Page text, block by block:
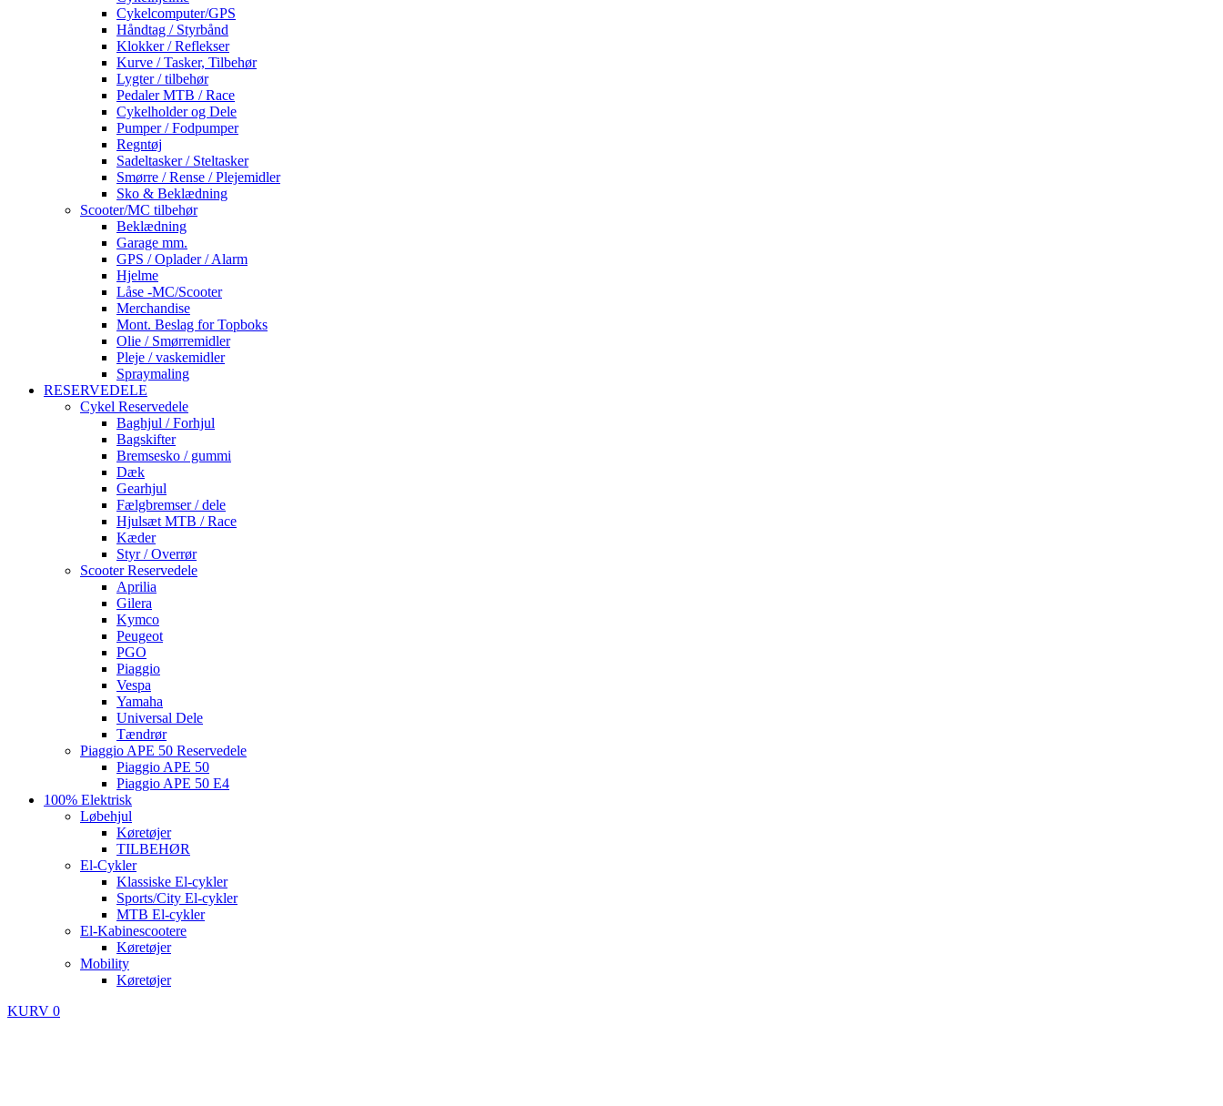
Cykelcomputer/GPS
Håndtag / Styrbånd
Klokker / Reflekser
Kurve / Tasker, Tilbehør
Lygter / tilbehør
Pedaler MTB / Race
Cykelholder og Dele
Pumper / Fodpumper
Regntøj
Sadeltasker / Steltasker
Smørre / Rense / Plejemidler
Sko & Beklædning
Scooter/MC tilbehør
Beklædning
Garage mm.
GPS / Oplader / Alarm
Hjelme
Låse -MC/Scooter
Merchandise
Mont. Beslag for Topboks
Olie / Smørremidler
Pleje / vaskemidler
Spraymaling
RESERVEDELE
Cykel Reservedele
Baghjul / Forhjul
Bagskifter
Bremsesko / gummi
Dæk
Gearhjul
Fælgbremser / dele
Hjulsæt MTB / Race
Kæder
Styr / Overrør
Scooter Reservedele
Aprilia
Gilera
Kymco
Peugeot
PGO
Piaggio
Vespa
Yamaha
Universal Dele
Tændrør
Piaggio APE 50 Reservedele
Piaggio APE 50
Piaggio APE 50 E4
100% Elektrisk
Løbehjul
Køretøjer
TILBEHØR
El-Cykler
Klassiske El-cykler
Sports/City El-cykler
MTB El-cykler
El-Kabinescootere
Køretøjer
Mobility
Køretøjer
KURV 0